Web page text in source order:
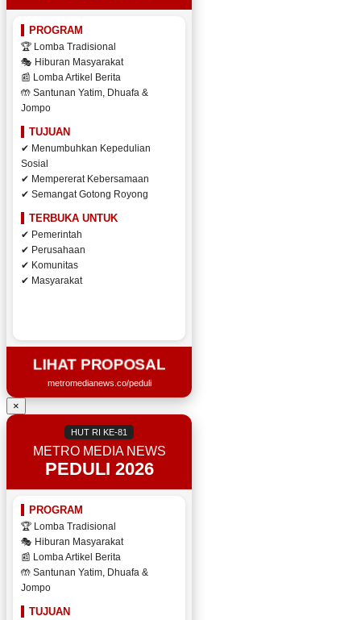
PROGRAM
🏆 Lomba Tradisional
🎭 Hiburan Masyarakat
📰 Lomba Artikel Berita
🤲 Santunan Yatim, Dhuafa &
Jompo
TUJUAN
✔ Menumbuhkan Kepedulian
Sosial
✔ Mempererat Kebersamaan
✔ Semangat Gotong Royong
TERBUKA UNTUK
✔ Pemerintah
✔ Perusahaan
✔ Komunitas
✔ Masyarakat
LIHAT PROPOSAL
metromedianews.co/peduli
×
HUT RI KE-81
METRO MEDIA NEWS
PEDULI 2026
PROGRAM
🏆 Lomba Tradisional
🎭 Hiburan Masyarakat
📰 Lomba Artikel Berita
🤲 Santunan Yatim, Dhuafa &
Jompo
TUJUAN